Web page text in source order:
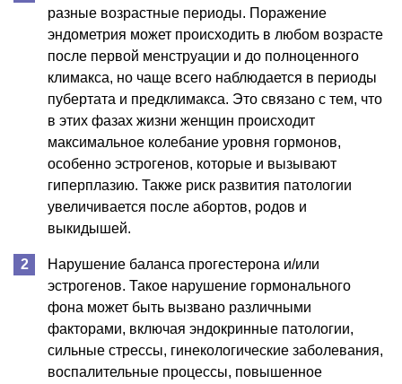
разные возрастные периоды. Поражение
эндометрия может происходить в любом возрасте
после первой менструации и до полноценного
климакса, но чаще всего наблюдается в периоды
пубертата и предклимакса. Это связано с тем, что
в этих фазах жизни женщин происходит
максимальное колебание уровня гормонов,
особенно эстрогенов, которые и вызывают
гиперплазию. Также риск развития патологии
увеличивается после абортов, родов и
выкидышей.
Нарушение баланса прогестерона и/или
эстрогенов. Такое нарушение гормонального
фона может быть вызвано различными
факторами, включая эндокринные патологии,
сильные стрессы, гинекологические заболевания,
воспалительные процессы, повышенное